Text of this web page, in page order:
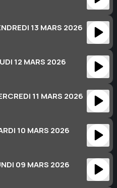
13 MARS 2026
12 MARS 2026
11 MARS 2026
10 MARS 2026
09 MARS 2026